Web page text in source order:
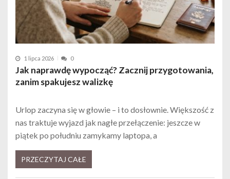
1 lipca 2026 0
Jak naprawdę wypocząć? Zacznij przygotowania,
zanim spakujesz walizkę
Urlop zaczyna się w głowie – i to dosłownie. Większość z
nas traktuje wyjazd jak nagłe przełączenie: jeszcze w
piątek po południu zamykamy laptopa, a
PRZECZYTAJ CAŁE